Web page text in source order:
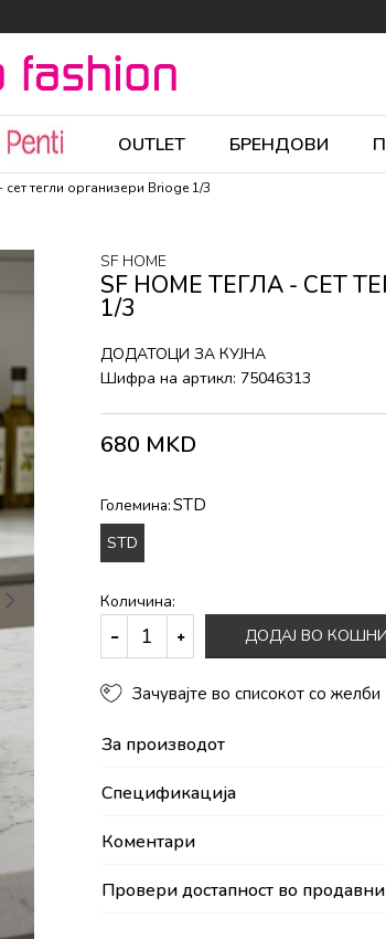
OUTLET БРЕНДОВИ
сет тегли организери Brioge 1/3
SF HOME
SF HOME ТЕГЛА - СЕТ
1/3
ДОДАТОЦИ ЗА КУЈНА
Шифра на артикл: 75046313
680 MKD
Големина:STD
STD
Количина:
ДОДАЈ ВО
Зачувајте во списокот со желби
За производот
Спецификација
Коментари
Провери достапност во